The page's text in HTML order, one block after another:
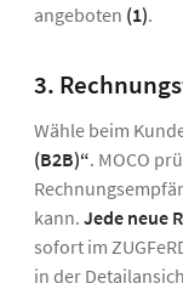
angeboten (1).
3.
Wähle beim
(B2B)“. MOCO
kann. Jede neue
sofort im
in der